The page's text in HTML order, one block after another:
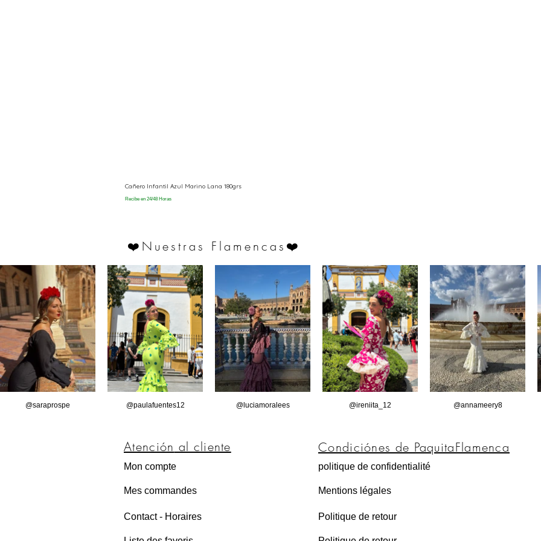
Cañero Infantil Azul Marino Lana 180grs
Recibe en 24/48 Horas
❤️ Nuestras Flamencas ❤️
@saraprospe @paulafuentes12 @luciamoralees @ireniita_12 @annameery8
Atención al cliente
Mon compte
Mes commandes
Contact - Horaires
Condiciónes de PaquitaFlamenca
politique de confidentialité
Mentions légales
Politique de retour